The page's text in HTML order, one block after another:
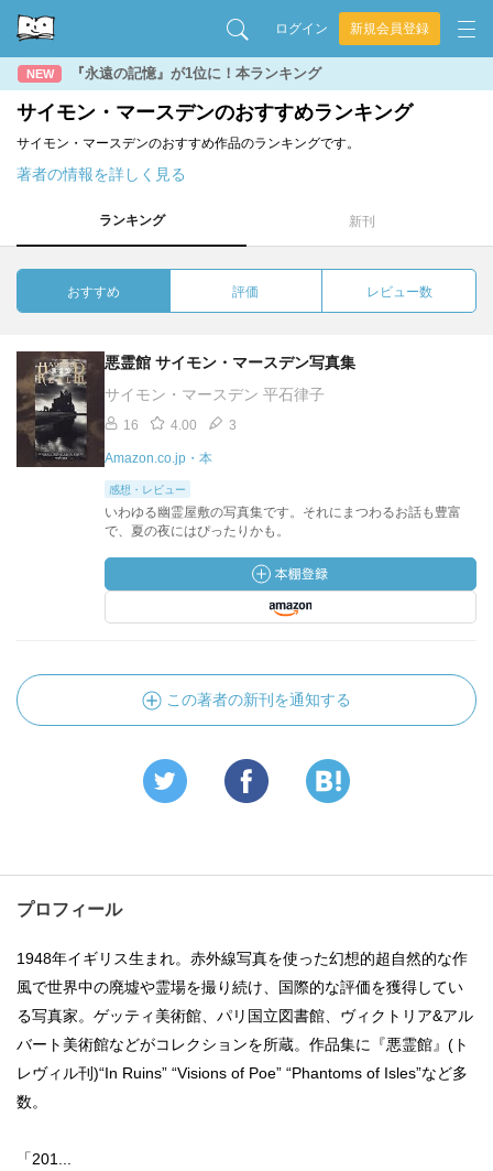
ログイン 新規会員登録
NEW 『永遠の記憶』が1位に！本ランキング
サイモン・マースデンのおすすめランキング
サイモン・マースデンのおすすめ作品のランキングです。
著者の情報を詳しく見る
ランキング 新刊
おすすめ 評価 レビュー数
悪霊館 サイモン・マースデン写真集
サイモン・マースデン 平石律子
16 4.00 3
Amazon.co.jp・本
感想・レビュー
いわゆる幽霊屋敷の写真集です。それにまつわるお話も豊富
で、夏の夜にはぴったりかも。
この著者の新刊を通知する
プロフィール
1948年イギリス生まれ。赤外線写真を使った幻想的超自然的な作
風で世界中の廃墟や霊場を撮り続け、国際的な評価を獲得してい
る写真家。ゲッティ美術館、パリ国立図書館、ヴィクトリア&アル
バート美術館などがコレクションを所蔵。作品集に『悪霊館』(ト
レヴィル刊)“In Ruins” “Visions of Poe” “Phantoms of Isles”など多
数。
「201...